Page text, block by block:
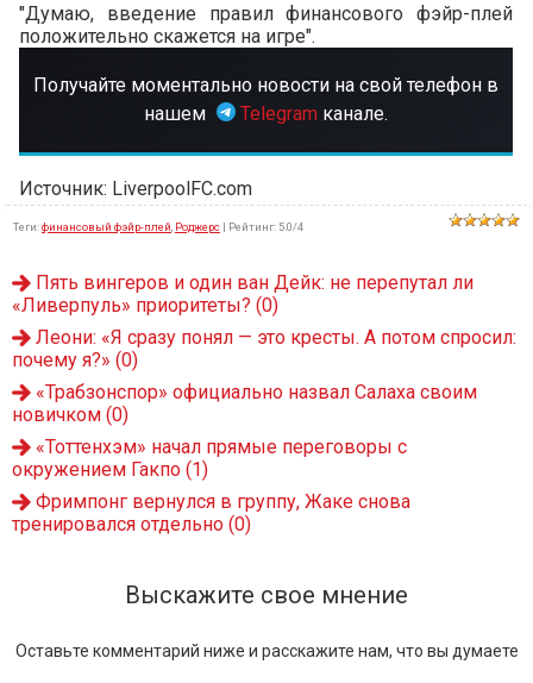
"Думаю, введение правил финансового фэйр-плей
положительно скажется на игре".
Получайте моментально новости на свой телефон в
нашем
Telegram канале.
Источник: LiverpoolFC.com
Теги:финансовый фэйр-плей Роджерс | Рейтинг: 5.0/4
Пять вингеров и один ван Дейк: не перепутал ли
«Ливерпуль» приоритеты? (0)
Леони: «Я сразу понял — это кресты. А потом спросил:
почему я?» (0)
«Трабзонспор» официально назвал Салаха своим
новичком (0)
«Тоттенхэм» начал прямые переговоры с
окружением Гакпо (1)
Фримпонг вернулся в группу, Жаке снова
тренировался отдельно (0)
Выскажите свое мнение
Оставьте комментарий ниже и расскажите нам, что вы думаете